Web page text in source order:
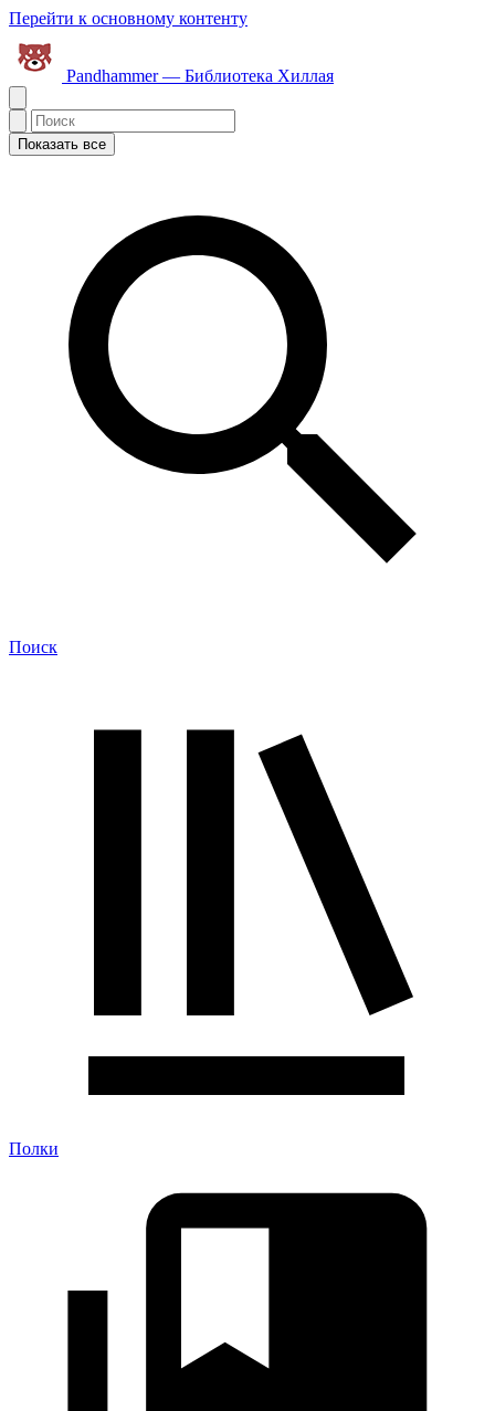
Перейти к основному контенту
Pandhammer — Библиотека Хиллая
Показать все
Поиск
Полки